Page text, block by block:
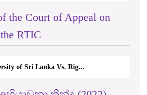
RTIC
Rig... The Monetary
තීන්දු (2022)